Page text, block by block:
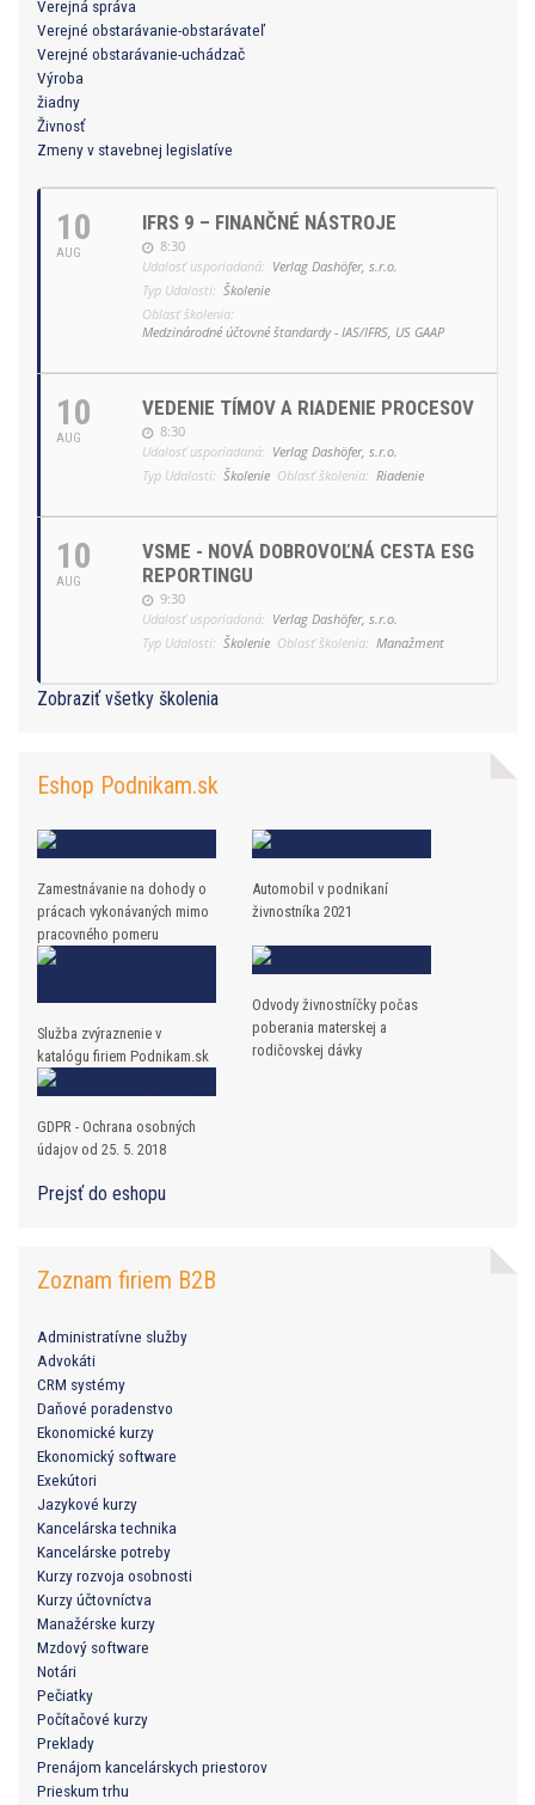
Verejná správa
Verejné obstarávanie-obstarávateľ
Verejné obstarávanie-uchádzač
Výroba
žiadny
Živnosť
Zmeny v stavebnej legislatíve
10
AUG
IFRS 9 – FINANČNÉ NÁSTROJE
8:30
Udalosť usporiadaná: Verlag Dashöfer, s.r.o.
Typ Udalosti: Školenie
Oblasť školenia:
Medzinárodné účtovné štandardy - IAS/IFRS, US GAAP
10
AUG
VEDENIE TÍMOV A RIADENIE PROCESOV
8:30
Udalosť usporiadaná: Verlag Dashöfer, s.r.o.
Typ Udalosti: Školenie Oblasť školenia: Riadenie
10
AUG
VSME - NOVÁ DOBROVOĽNÁ CESTA ESG
REPORTINGU
9:30
Udalosť usporiadaná: Verlag Dashöfer, s.r.o.
Typ Udalosti: Školenie Oblasť školenia: Manažment
Zobraziť všetky školenia
Eshop Podnikam.sk
Zamestnávanie na dohody o
prácach vykonávaných mimo
pracovného pomeru
Automobil v podnikaní
živnostníka 2021
Služba zvýraznenie v
katalógu firiem Podnikam.sk
Odvody živnostníčky počas
poberania materskej a
rodičovskej dávky
GDPR - Ochrana osobných
údajov od 25. 5. 2018
Prejsť do eshopu
Zoznam firiem B2B
Administratívne služby
Advokáti
CRM systémy
Daňové poradenstvo
Ekonomické kurzy
Ekonomický software
Exekútori
Jazykové kurzy
Kancelárska technika
Kancelárske potreby
Kurzy rozvoja osobnosti
Kurzy účtovníctva
Manažérske kurzy
Mzdový software
Notári
Pečiatky
Počítačové kurzy
Preklady
Prenájom kancelárskych priestorov
Prieskum trhu